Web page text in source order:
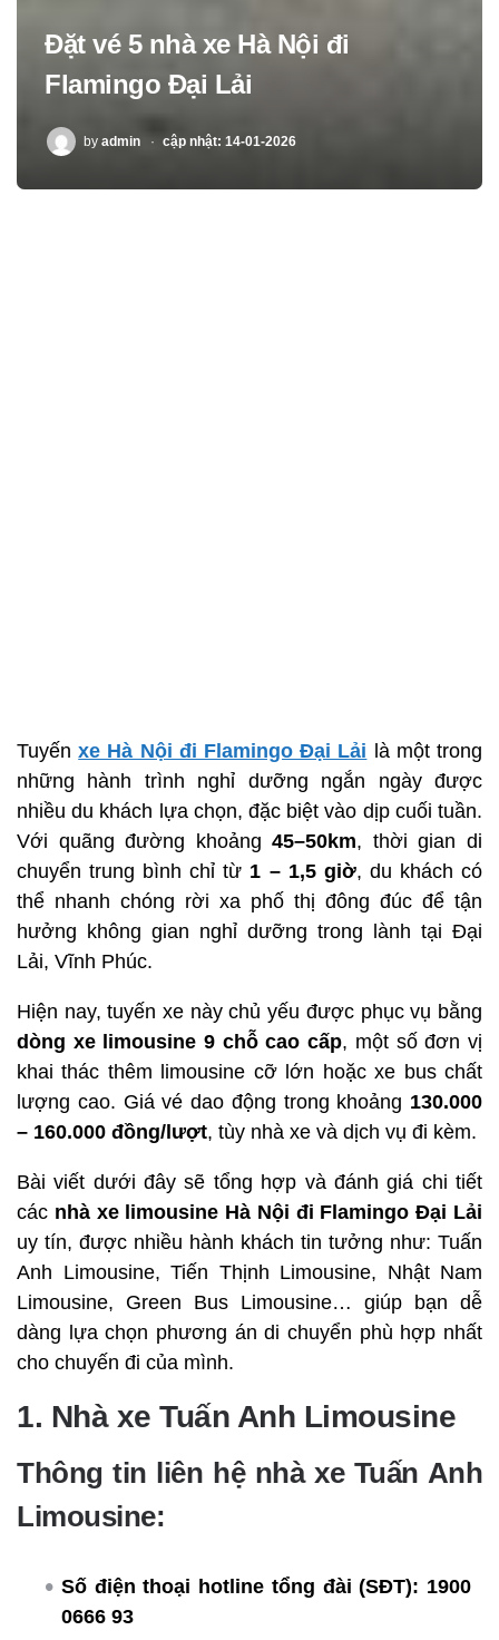
Đặt vé 5 nhà xe Hà Nội đi
Flamingo Đại Lải
POSTED
by admin cập nhật: 14-01-2026
Tuyếnxe Hà Nội đi Flamingo Đại Lải là một trong
những hành trình nghỉ dưỡng ngắn ngày được
nhiều du khách lựa chọn, đặc biệt vào dịp cuối tuần.
Với quãng đường khoảng45–50km, thời gian di
chuyển trung bình chỉ từ 1 – 1,5 giờ, du khách có
thể nhanh chóng rời xa phố thị đông đúc để tận
hưởng không gian nghỉ dưỡng trong lành tại Đại
Lải, Vĩnh Phúc.
Hiện nay, tuyến xe này chủ yếu được phục vụ bằng
dòng xe limousine 9 chỗ cao cấp, một số đơn vị
khai thác thêm limousine cỡ lớn hoặc xe bus chất
lượng cao. Giá vé dao động trong khoảng 130.000
– 160.000 đồng/lượt, tùy nhà xe và dịch vụ đi kèm.
Bài viết dưới đây sẽ tổng hợp và đánh giá chi tiết
các nhà xe limousine Hà Nội đi Flamingo Đại Lải
uy tín, được nhiều hành khách tin tưởng như: Tuấn
Anh Limousine, Tiến Thịnh Limousine, Nhật Nam
Limousine, Green Bus Limousine… giúp bạn dễ
dàng lựa chọn phương án di chuyển phù hợp nhất
cho chuyến đi của mình.
1. Nhà xe Tuấn Anh Limousine
Thông tin liên hệ nhà xe Tuấn Anh
Limousine:
Số điện thoại hotline tổng đài (SĐT): 1900
0666 93